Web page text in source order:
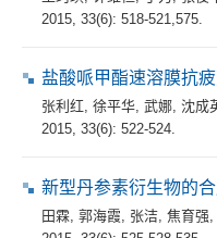
2015, 33(6): 518-521,575.
盐酸哌甲酯速溶膜抗
张利红 徐平华 武娜 沈成
2015, 33(6): 522-524.
新型丹参素衍生物的
田霖 郭海霞 张洁 焦育强